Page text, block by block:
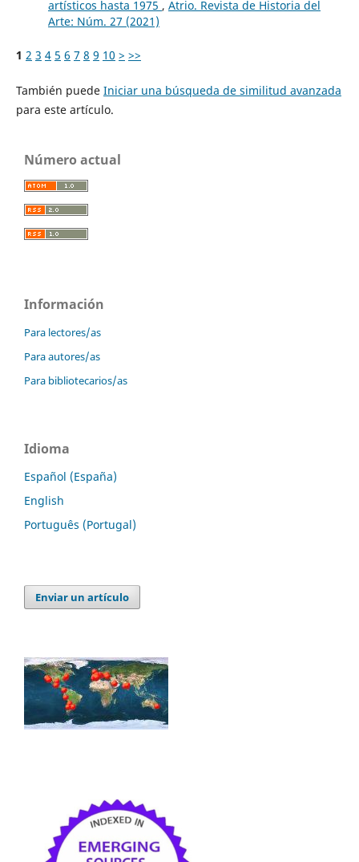
artísticos hasta 1975 , Atrio. Revista de Historia del
Arte: Núm. 27 (2021)
1 2 3 4 5 6 7 8 9 10 > >>
También puede Iniciar una búsqueda de similitud avanzada
para este artículo.
Número actual
Información
Para lectores/as
Para autores/as
Para bibliotecarios/as
Idioma
Español (España)
English
Português (Portugal)
Enviar un artículo